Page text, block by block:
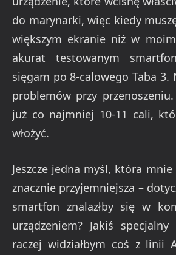
do marynarki, więc kiedy
większym ekranie niż w
akurat testowanym
sięgam po 8-calowego Taba 3.
problemów przy
już co najmniej 10-11 cali,
włożyć.
Jeszcze jedna myśl, która
znacznie przyjemniejsza –
smartfon znalazłby się w
urządzeniem? Jakiś specjalny
raczej widziałbym coś z linii